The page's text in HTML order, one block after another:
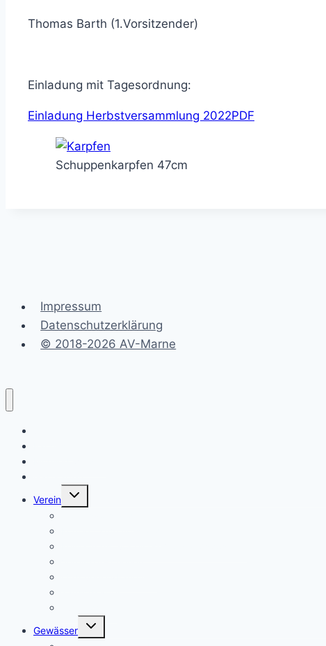
Thomas Barth (1.Vorsitzender)
Einladung mit Tagesordnung:
Einladung Herbstversammlung 2022PDF
Schuppenkarpfen 47cm
Impressum
Datenschutzerklärung
© 2018-2026 AV-Marne
Verein
Untermenü
umschalten
Gewässer
Untermenü
umschalten